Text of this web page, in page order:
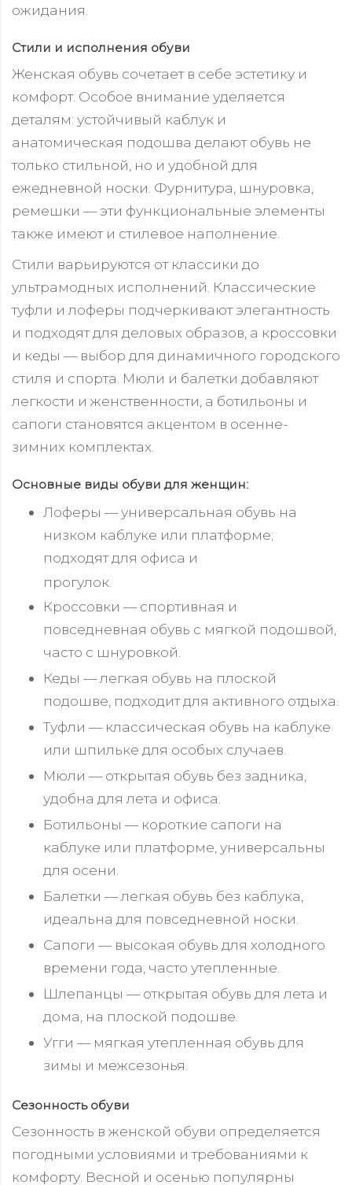
ожидания.
Стили и исполнения обуви
Женская обувь сочетает в себе эстетику и
комфорт. Особое внимание уделяется
деталям: устойчивый каблук и
анатомическая подошва делают обувь не
только стильной, но и удобной для
ежедневной носки. Фурнитура, шнуровка,
ремешки — эти функциональные элементы
также имеют и стилевое наполнение.
Стили варьируются от классики до
ультрамодных исполнений. Классические
туфли и лоферы подчеркивают элегантность
и подходят для деловых образов, а кроссовки
и кеды — выбор для динамичного городского
стиля и спорта. Мюли и балетки добавляют
легкости и женственности, а ботильоны и
сапоги становятся акцентом в осенне-
зимних комплектах.
Основные виды обуви для женщин:
Лоферы — универсальная обувь на
низком каблуке или платформе;
подходят для офиса и
прогулок.
Кроссовки — спортивная и
повседневная обувь с мягкой подошвой,
часто с шнуровкой.
Кеды — легкая обувь на плоской
подошве, подходит для активного отдыха.
Туфли — классическая обувь на каблуке
или шпильке для особых случаев.
Мюли — открытая обувь без задника,
удобна для лета и офиса.
Ботильоны — короткие сапоги на
каблуке или платформе, универсальны
для осени.
Балетки — легкая обувь без каблука,
идеальна для повседневной носки.
Сапоги — высокая обувь для холодного
времени года, часто утепленные.
Шлепанцы — открытая обувь для лета и
дома, на плоской подошве.
Угги — мягкая утепленная обувь для
зимы и межсезонья.
Сезонность обуви
Сезонность в женской обуви определяется
погодными условиями и требованиями к
комфорту. Весной и осенью популярны